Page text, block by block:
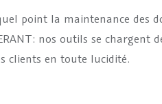
point la maintenance des
nos outils se chargent
clients en toute lucidité.